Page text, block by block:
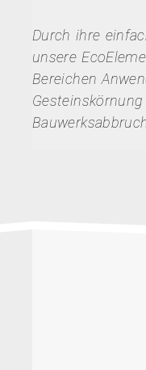
Durch ihre
unsere
Bereichen